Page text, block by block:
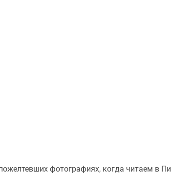
фотографиях, когда читаем в